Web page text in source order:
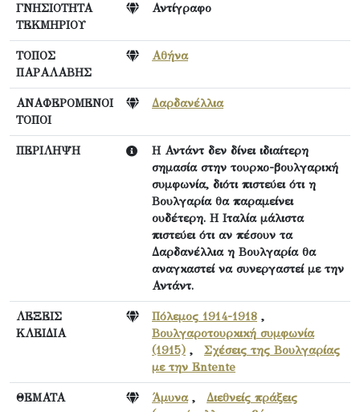
ΓΝΗΣΙΟΤΗΤΑ
ΤΕΚΜΗΡΙΟΥ
Αντίγραφο
ΤΟΠΟΣ
ΠΑΡΑΛΑΒΗΣ
Αθήνα
ΑΝΑΦΕΡΟΜΕΝΟΙ
ΤΟΠΟΙ
Δαρδανέλλια
ΠΕΡΙΛΗΨΗ
Η Αντάντ δεν δίνει ιδιαίτερη
σημασία στην τουρκο-βουλγαρική
συμφωνία, διότι πιστεύει ότι η
Βουλγαρία θα παραμείνει
ουδέτερη. Η Ιταλία μάλιστα
πιστεύει ότι αν πέσουν τα
Δαρδανέλλια η Βουλγαρία θα
αναγκαστεί να συνεργαστεί με την
Αντάντ.
ΛΕΞΕΙΣ
ΚΛΕΙΔΙΑ
Πόλεμος 1914-1918 ,
Βουλγαροτουρκική συμφωνία
(1915) , Σχέσεις της Βουλγαρίας
με την Entente
ΘΕΜΑΤΑ Άμυνα, Διεθνείς πράξεις